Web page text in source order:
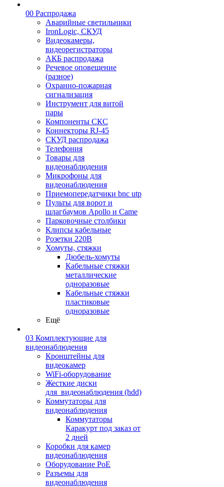
00 Распродажа
Аварийные светильники
IronLogic, СКУД
Видеокамеры,
видеорегистраторы
АКБ распродажа
Речевое оповещение
(разное)
Охранно-пожарная
сигнализация
Инструмент для витой
пары
Компоненты СКС
Коннекторы RJ-45
СКУД распродажа
Телефония
Товары для
видеонаблюдения
Микрофоны для
видеонаблюдения
Приемопередатчики bnc utp
Пульты для ворот и
шлагбаумов Apollo и Came
Парковочные столбики
Клипсы кабельные
Розетки 220В
Хомуты, стяжки
Дюбель-хомуты
Кабельные стяжки
металлические
одноразовые
Кабельные стяжки
пластиковые
одноразовые
Ещё
03 Комплектующие для
видеонаблюдения
Кронштейны для
видеокамер
WiFi-оборудование
Жесткие диски
для_видеонаблюдения (hdd)
Коммутаторы для
видеонаблюдения
Коммутаторы
Каракурт под заказ от
2 дней
Коробки для камер
видеонаблюдения
Оборудование PoE
Разъемы для
видеонаблюдения